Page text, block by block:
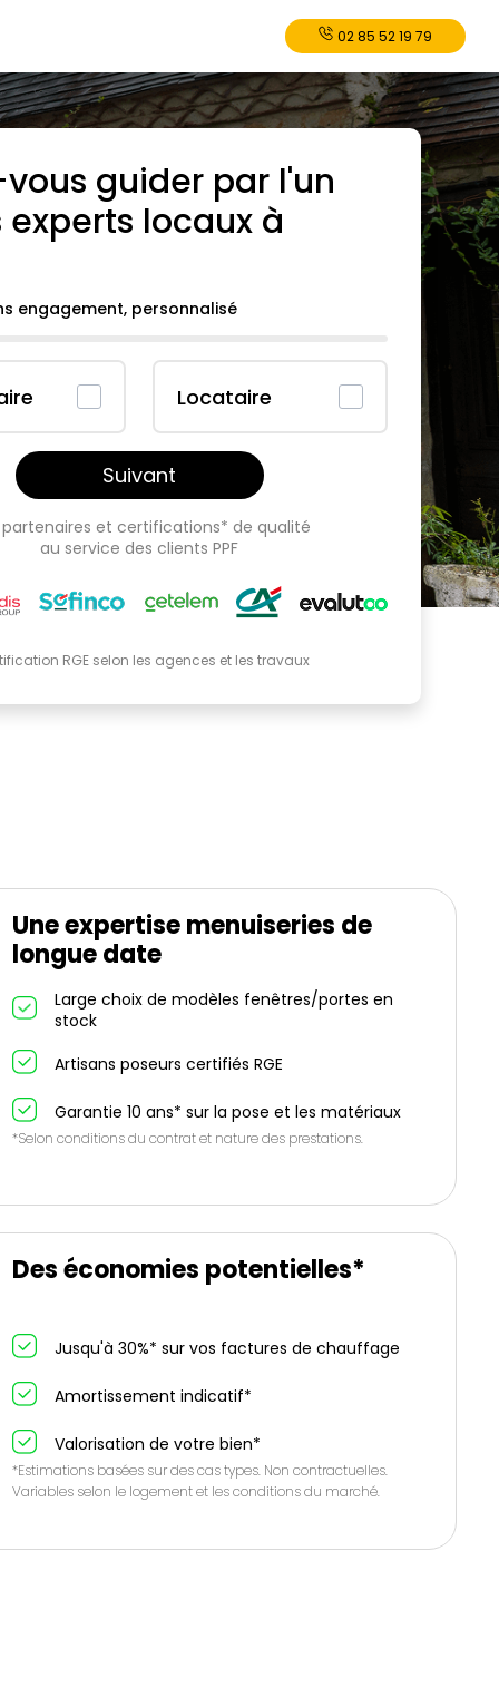
02 85 52 19 79
guider par l'un
experts locaux à
engagement, personnalisé
Locataire
Suivant
partenaires et certifications* de qualité
au service des clients PPF
RGE selon les agences et les travaux
Une expertise menuiseries de
longue date
Large choix de modèles fenêtres/portes en
stock
Artisans poseurs certifiés RGE
Garantie 10 ans* sur la pose et les matériaux
*Selon conditions du contrat et nature des prestations.
Des économies potentielles*
Jusqu'à 30%* sur vos factures de chauffage
Amortissement indicatif*
Valorisation de votre bien*
*Estimations basées sur des cas types. Non contractuelles.
Variables selon le logement et les conditions du marché.